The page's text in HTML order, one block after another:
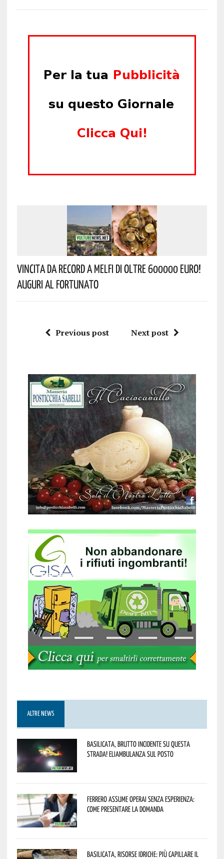
Vincita Da Record A Melfi Di Oltre 600000 Euro!
Auguri Al Fortunato
Previous post Next post
ALTRE NEWS
Basilicata, brutto incidente su questa
strada! Eliambulanza sul posto
Ferrero assume operai senza esperienza:
come presentare la domanda
Basilicata, Risorse idriche: più capillare il